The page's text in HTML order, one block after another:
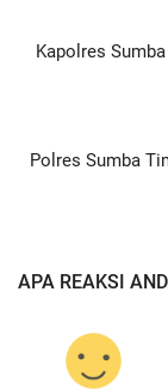
Kapolres
Polres Sumba
APA REAKSI